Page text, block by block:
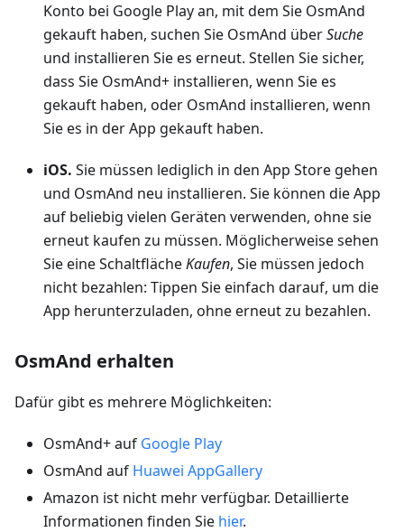
Konto bei Google Play an, mit dem Sie OsmAnd
gekauft haben, suchen Sie OsmAnd überSuche
und installieren Sie es erneut. Stellen Sie sicher,
dass Sie OsmAnd+ installieren, wenn Sie es
gekauft haben, oder OsmAnd installieren, wenn
Sie es in der App gekauft haben.
iOS. Sie müssen lediglich in den App Store gehen
und OsmAnd neu installieren. Sie können die App
auf beliebig vielen Geräten verwenden, ohne sie
erneut kaufen zu müssen. Möglicherweise sehen
Sie eine SchaltflächeKaufen, Sie müssen jedoch
nicht bezahlen: Tippen Sie einfach darauf, um die
App herunterzuladen, ohne erneut zu bezahlen.
OsmAnd erhalten
Dafür gibt es mehrere Möglichkeiten:
OsmAnd+ auf Google Play
OsmAnd auf Huawei AppGallery
Amazon ist nicht mehr verfügbar. Detaillierte
Informationen finden Sie hier.